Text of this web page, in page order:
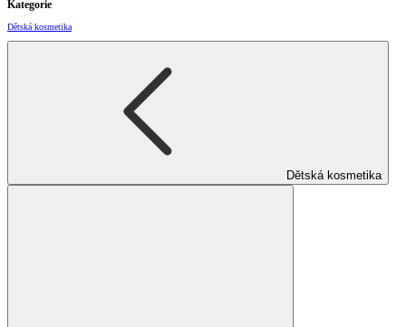
Kategorie
Dětská kosmetika
Dětská kosmetika